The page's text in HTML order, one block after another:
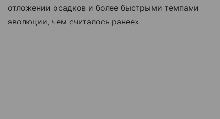
отложении осадков и более быстрыми темпами
эволюции, чем считалось ранее».